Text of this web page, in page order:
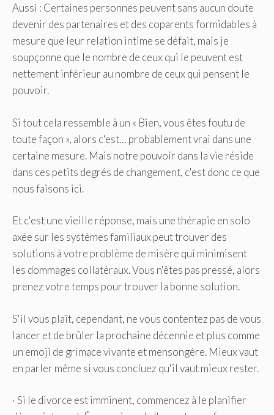
Aussi : Certaines personnes peuvent sans aucun doute
devenir des partenaires et des coparents formidables à
mesure que leur relation intime se défait, mais je
soupçonne que le nombre de ceux qui le peuvent est
nettement inférieur au nombre de ceux qui pensent le
pouvoir.
Si tout cela ressemble à un « Bien, vous êtes foutu de
toute façon », alors c'est… probablement vrai dans une
certaine mesure. Mais notre pouvoir dans la vie réside
dans ces petits degrés de changement, c'est donc ce que
nous faisons ici.
Et c'est une vieille réponse, mais une thérapie en solo
axée sur les systèmes familiaux peut trouver des
solutions à votre problème de misère qui minimisent
les dommages collatéraux. Vous n'êtes pas pressé, alors
prenez votre temps pour trouver la bonne solution.
S'il vous plaît, cependant, ne vous contentez pas de vous
lancer et de brûler la prochaine décennie et plus comme
un emoji de grimace vivante et mensongère. Mieux vaut
en parler même si vous concluez qu'il vaut mieux rester.
· Si le divorce est imminent, commencez à le planifier